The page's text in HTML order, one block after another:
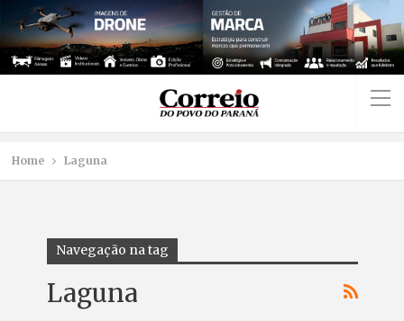
Home Laguna
Navegação na tag
Laguna